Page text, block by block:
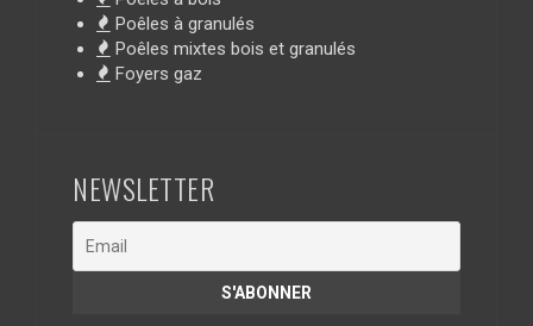
Poêles à granulés
Poêles mixtes bois et granulés
Foyers gaz
NEWSLETTER